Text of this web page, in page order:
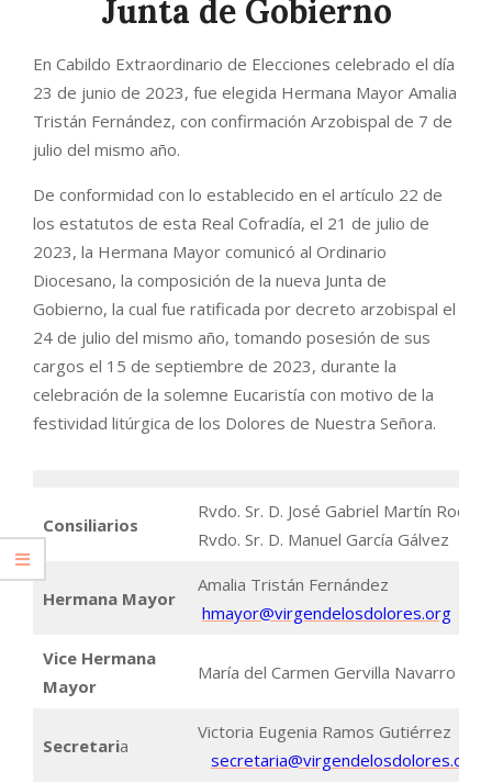
Junta de Gobierno
En Cabildo Extraordinario de Elecciones celebrado el día
23 de junio de 2023, fue elegida Hermana Mayor Amalia
Tristán Fernández, con confirmación Arzobispal de 7 de
julio del mismo año.
De conformidad con lo establecido en el artículo 22 de
los estatutos de esta Real Cofradía, el 21 de julio de
2023, la Hermana Mayor comunicó al Ordinario
Diocesano, la composición de la nueva Junta de
Gobierno, la cual fue ratificada por decreto arzobispal el
24 de julio del mismo año, tomando posesión de sus
cargos el 15 de septiembre de 2023, durante la
celebración de la solemne Eucaristía con motivo de la
festividad litúrgica de los Dolores de Nuestra Señora.
Consiliarios
Rvdo. Sr. D. José Gabriel Martín
Rvdo. Sr. D. Manuel García Gálvez
Hermana Mayor
Amalia Tristán Fernández
hmayor@virgendelosdolores.org
Vice Hermana
Mayor
María del Carmen Gervilla Navarro
Secretaria
Victoria Eugenia Ramos Gutiérrez
secretaria@virgendelosdolores.org